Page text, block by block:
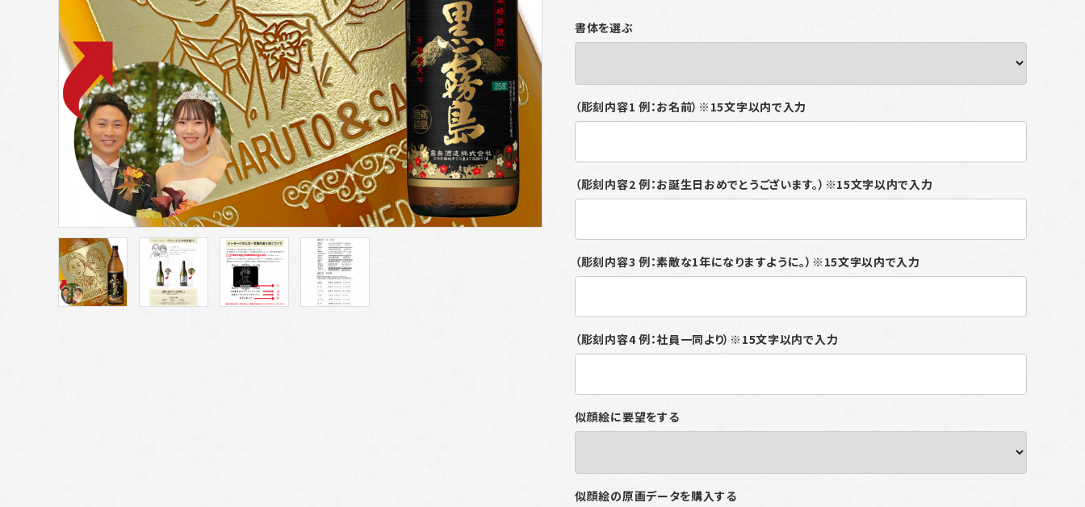
書体を選ぶ
（彫刻内容1 例：お名前）※15文字以内で入力
（彫刻内容2 例：お誕生日おめでとうございます。）※15文字以内で入力
（彫刻内容3 例：素敵な1年になりますように。）※15文字以内で入力
（彫刻内容4 例：社員一同より）※15文字以内で入力
似顔絵に要望をする
似顔絵の原画データを購入する